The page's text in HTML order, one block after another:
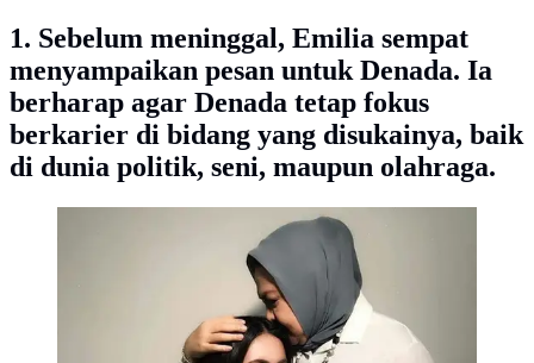
1. Sebelum meninggal, Emilia sempat
menyampaikan pesan untuk Denada. Ia
berharap agar Denada tetap fokus
berkarier di bidang yang disukainya, baik
di dunia politik, seni, maupun olahraga.
Shakira Aurum anak Denada sedang berjuang melawan
penyakitnya di Singapura. Shakira hampir dua bulan
menjalani perawatan akibat kanker darah atau leukimia.
(instagram/senator_emiliacontessa)